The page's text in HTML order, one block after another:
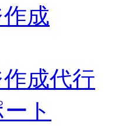
成
成代行
ト